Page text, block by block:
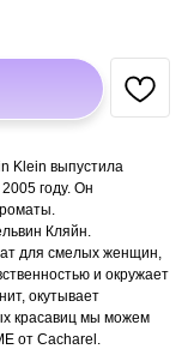
Klein выпустила
2005 году. Он
Кляйн.
для смелых женщин,
и окружает
окутывает
красавиц мы можем
от Cacharel.